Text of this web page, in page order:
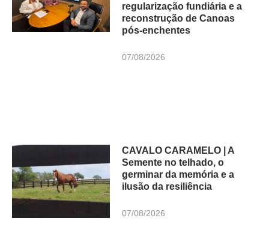
regularização fundiária e a
reconstrução de Canoas
pós-enchentes
07/08/2026
CAVALO CARAMELO | A
Semente no telhado, o
germinar da memória e a
ilusão da resiliência
07/08/2026